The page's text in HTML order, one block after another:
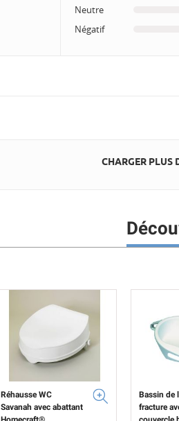
Neutre
Négatif
CHARGER PLUS
Réhausse WC
Savanah avec abattant
Bassin de
fracture